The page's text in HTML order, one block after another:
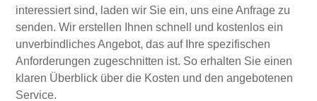
interessiert sind, laden wir Sie ein, uns eine Anfrage zu
senden. Wir erstellen Ihnen schnell und kostenlos ein
unverbindliches Angebot, das auf Ihre spezifischen
Anforderungen zugeschnitten ist. So erhalten Sie einen
klaren Überblick über die Kosten und den angebotenen
Service.